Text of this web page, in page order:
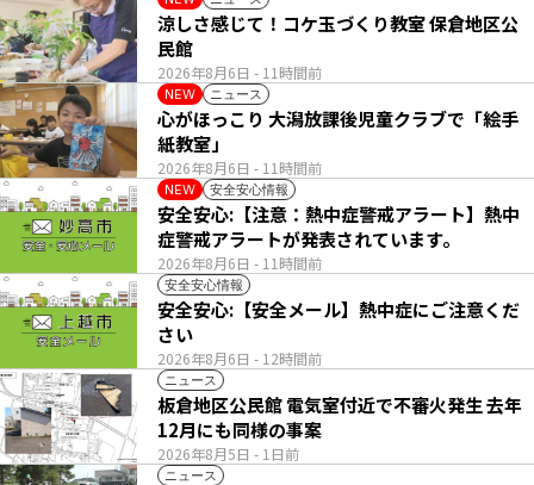
2026年8月6日 - 11時間前
涼しさ感じて！コケ玉づくり教室 保倉地区公
民館
NEW ニュース
2026年8月6日 - 11時間前
心がほっこり 大潟放課後児童クラブで「絵手
紙教室」
NEW 安全安心情報
2026年8月6日 - 11時間前
安全安心:【注意：熱中症警戒アラート】熱中
症警戒アラートが発表されています。
安全安心情報
2026年8月6日 - 12時間前
安全安心:【安全メール】熱中症にご注意くだ
さい
ニュース
2026年8月5日 - 1日前
板倉地区公民館 電気室付近で不審火発生 去年
12月にも同様の事案
ニュース